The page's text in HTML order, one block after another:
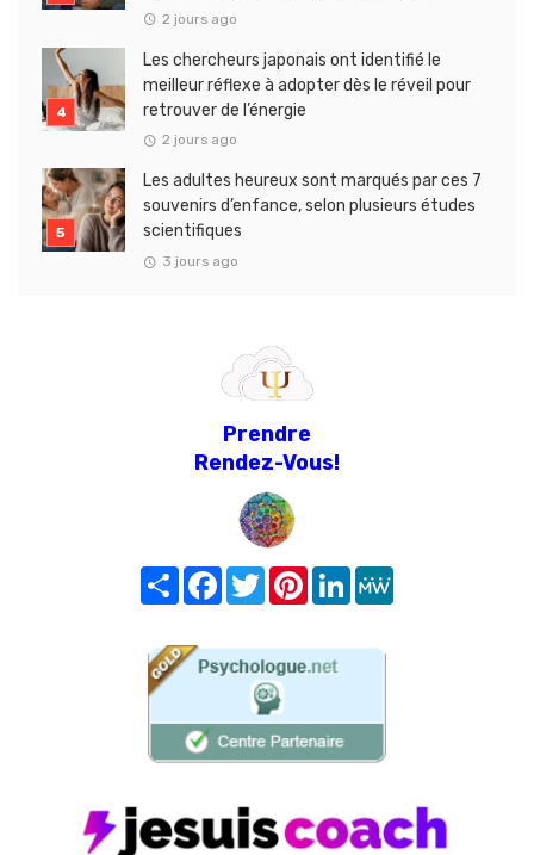
2 jours ago
Les chercheurs japonais ont identifié le
meilleur réflexe à adopter dès le réveil pour
retrouver de l’énergie
2 jours ago
Les adultes heureux sont marqués par ces 7
souvenirs d’enfance, selon plusieurs études
scientifiques
3 jours ago
Prendre
Rendez-Vous!
Share FacebookTwitterPinterest
LinkedIn